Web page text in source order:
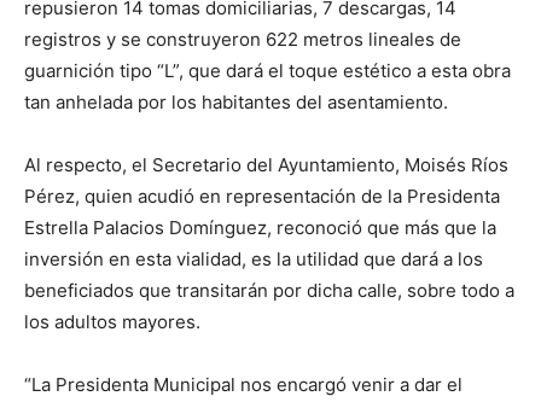
repusieron 14 tomas domiciliarias, 7 descargas, 14
registros y se construyeron 622 metros lineales de
guarnición tipo “L”, que dará el toque estético a esta obra
tan anhelada por los habitantes del asentamiento.
Al respecto, el Secretario del Ayuntamiento, Moisés Ríos
Pérez, quien acudió en representación de la Presidenta
Estrella Palacios Domínguez, reconoció que más que la
inversión en esta vialidad, es la utilidad que dará a los
beneficiados que transitarán por dicha calle, sobre todo a
los adultos mayores.
“La Presidenta Municipal nos encargó venir a dar el